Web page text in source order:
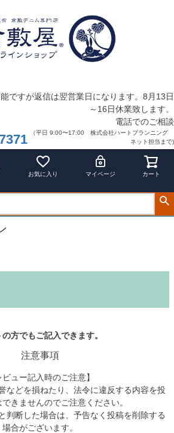
ですが返信は翌営業日になります。8月13日
～16日休業致します。
電話でのご相談
（平日 9:00〜17:00 株式会社ハートプランニング
ネット担当まで)
お気に入り マイページ カート
方でもご記入できます。
注意事項
ビュー記入時のご注意】
などを損ねたり、法令に違反する内容を投
きませんのでご注意ください。
判断した場合は、予告なく投稿を削除する
場合がございます。